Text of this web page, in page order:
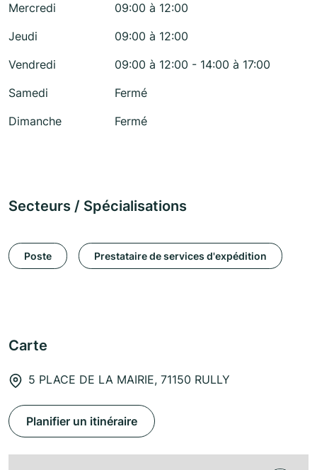
Mercredi
09:00 à 12:00
Jeudi
09:00 à 12:00
Vendredi
09:00 à 12:00 - 14:00 à 17:00
Samedi
Fermé
Dimanche
Fermé
Secteurs / Spécialisations
Poste Prestataire de services d'expédition
Carte
5 PLACE DE LA MAIRIE, 71150 RULLY
Planifier un itinéraire